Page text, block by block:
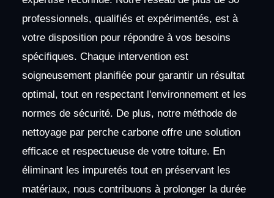
professionnels, qualifiés et expérimentés, est à
votre disposition pour répondre à vos besoins
spécifiques. Chaque intervention est
soigneusement planifiée pour garantir un résultat
optimal, tout en respectant l'environnement et les
normes de sécurité. De plus, notre méthode de
nettoyage par perche carbone offre une solution
efficace et respectueuse de votre toiture. En
éliminant les impuretés tout en préservant les
matériaux, nous contribuons à prolonger la durée